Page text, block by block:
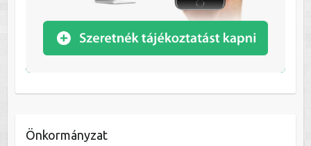
Önkormányzat